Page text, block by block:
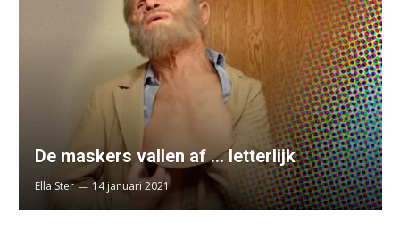
De maskers vallen af … letterlijk
Ella Ster 14 januari 2021